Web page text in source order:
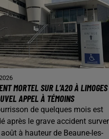
MORTEL SUR L’A20 À
APPEL À TÉMOINS
de quelques mois est
après le grave accident
à hauteur de Beaune-les-